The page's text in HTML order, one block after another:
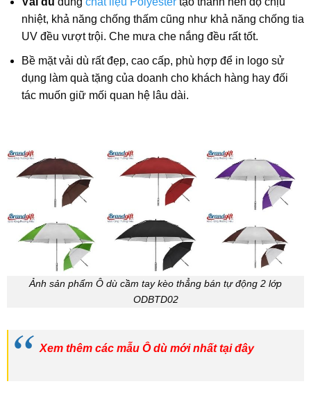
nhiệt, khả năng chống thấm cũng như khả năng chống tia
UV đều vượt trội. Che mưa che nắng đều rất tốt.
Bề mặt vải dù rất đẹp, cao cấp, phù hợp để in logo sử
dụng làm quà tặng của doanh cho khách hàng hay đối
tác muốn giữ mối quan hệ lâu dài.
Ảnh sản phẩm Ô dù cầm tay kèo thẳng bán tự động 2 lớp
ODBTD02
Xem thêm các mẫu Ô dù mới nhất tại đây